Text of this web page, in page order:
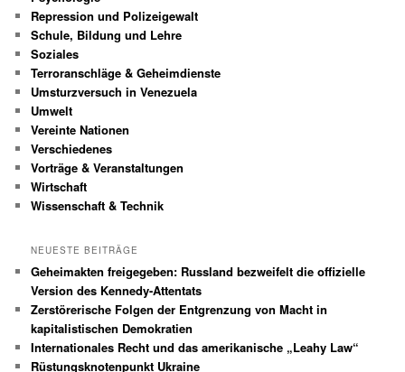
Repression und Polizeigewalt
Schule, Bildung und Lehre
Soziales
Terroranschläge & Geheimdienste
Umsturzversuch in Venezuela
Umwelt
Vereinte Nationen
Verschiedenes
Vorträge & Veranstaltungen
Wirtschaft
Wissenschaft & Technik
NEUESTE BEITRÄGE
Geheimakten freigegeben: Russland bezweifelt die offizielle
Version des Kennedy-Attentats
Zerstörerische Folgen der Entgrenzung von Macht in
kapitalistischen Demokratien
Internationales Recht und das amerikanische „Leahy Law“
Rüstungsknotenpunkt Ukraine